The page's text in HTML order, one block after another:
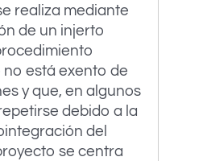
realiza mediante
de un injerto
está exento de
y que, en algunos
debido a la
del
se centra